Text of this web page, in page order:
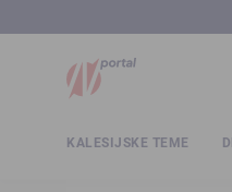
KALESIJSKE TEME